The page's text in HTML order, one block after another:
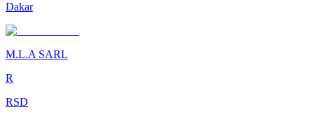
Dakar
M.L.A SARL
R
RSD